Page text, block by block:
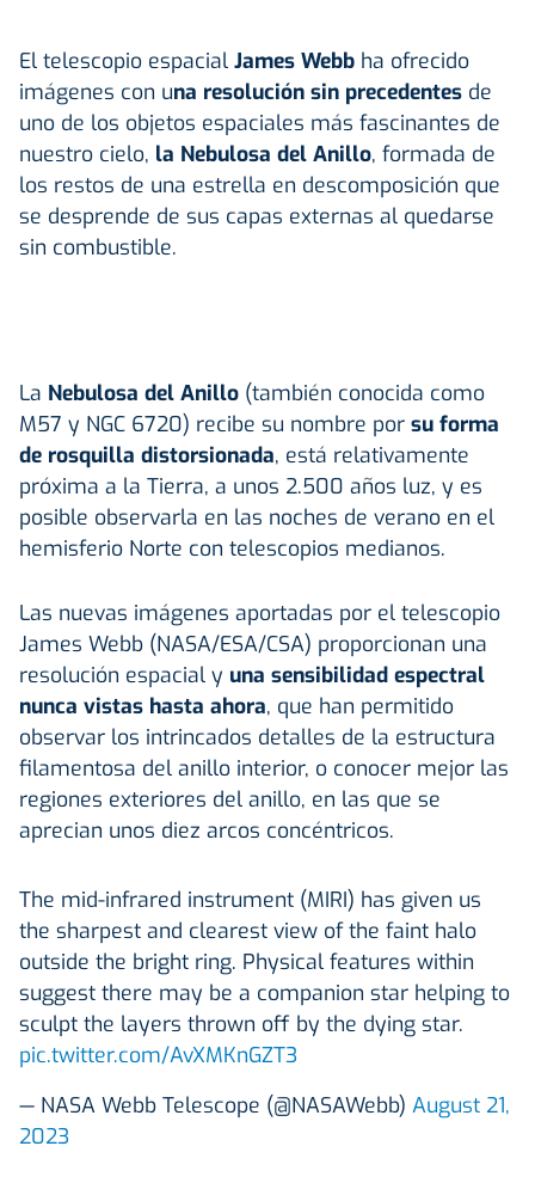
El telescopio espacial James Webb ha ofrecido
imágenes con una resolución sin precedentes de
uno de los objetos espaciales más fascinantes de
nuestro cielo, la Nebulosa del Anillo, formada de
los restos de una estrella en descomposición que
se desprende de sus capas externas al quedarse
sin combustible.
La Nebulosa del Anillo (también conocida como
M57 y NGC 6720) recibe su nombre por su forma
de rosquilla distorsionada, está relativamente
próxima a la Tierra, a unos 2.500 años luz, y es
posible observarla en las noches de verano en el
hemisferio Norte con telescopios medianos.
Las nuevas imágenes aportadas por el telescopio
James Webb (NASA/ESA/CSA) proporcionan una
resolución espacial y una sensibilidad espectral
nunca vistas hasta ahora, que han permitido
observar los intrincados detalles de la estructura
filamentosa del anillo interior, o conocer mejor las
regiones exteriores del anillo, en las que se
aprecian unos diez arcos concéntricos.
The mid-infrared instrument (MIRI) has given us
the sharpest and clearest view of the faint halo
outside the bright ring. Physical features within
suggest there may be a companion star helping to
sculpt the layers thrown off by the dying star.
pic.twitter.com/AvXMKnGZT3
— NASA Webb Telescope (@NASAWebb) August 21,
2023